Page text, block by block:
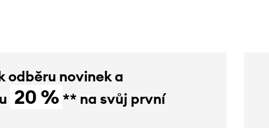
odběru novinek a
20 % ** na svůj první